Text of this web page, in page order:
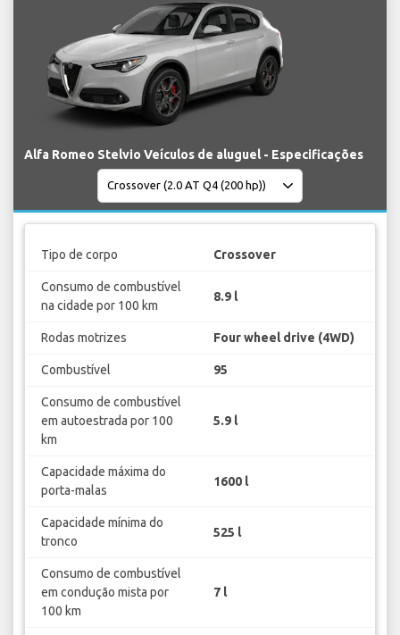
Alfa Romeo Stelvio Veículos de aluguel - Especificações
Tipo de corpo Crossover
Consumo de combustível
na cidade por 100 km
8.9 l
Rodas motrizes Four wheel drive (4WD)
Combustível 95
Consumo de combustível
em autoestrada por 100
km
5.9 l
Capacidade máxima do
porta-malas
1600 l
Capacidade mínima do
tronco
525 l
Consumo de combustível
em condução mista por
100 km
7 l